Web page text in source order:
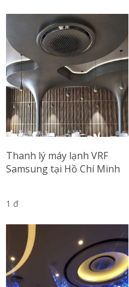
Thanh lý máy lạnh VRF
Samsung tại Hồ Chí Minh
1 đ